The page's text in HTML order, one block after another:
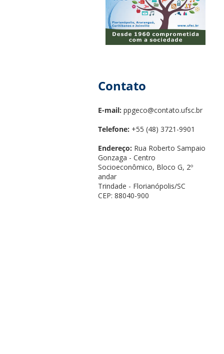
Contato
E-mail: ppgeco@contato.ufsc.br
Telefone: +55 (48) 3721-9901
Endereço: Rua Roberto Sampaio
Gonzaga - Centro
Socioeconômico, Bloco G, 2º
andar
Trindade - Florianópolis/SC
CEP: 88040-900